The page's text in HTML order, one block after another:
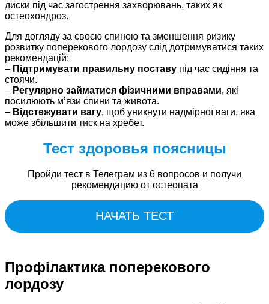
диски під час загострення захворювань, таких як
остеохондроз.
Для догляду за своєю спиною та зменшення ризику
розвитку поперекового лордозу слід дотримуватися таких
рекомендацій:
– Підтримувати правильну поставу під час сидіння та
стоячи.
– Регулярно займатися фізичними вправами, які
посилюють м’язи спини та живота.
– Відстежувати вагу, щоб уникнути надмірної ваги, яка
може збільшити тиск на хребет.
Тест здоровья поясницы
Пройди тест в Телеграм из 6 вопросов и получи
рекомендацию от остеопата
НАЧАТЬ ТЕСТ
Профілактика поперекового
лордозу